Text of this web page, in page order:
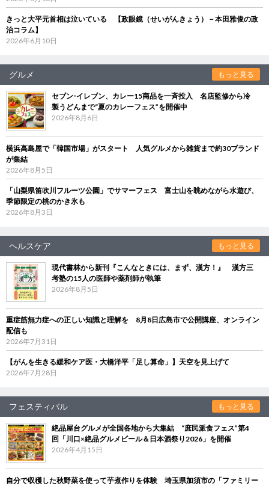
きっと大平元首相は泣いている 【政眼鏡（せいがんきょう）－本田雅俊の政
治コラム】
2026年6月10日
グルメ もっと見る
セブン‐イレブン、カレー15商品を一斉投入 名店監修から冷
製うどんまで“夏のカレーフェス”を開催中
2026年8月6日
横浜高島屋で「韓国市場」がスタート 人気グルメから雑貨まで約30ブランド
が集結
2026年8月5日
「山梨県笛吹川フルーツ公園」でサマーフェス 富士山を眺めながら水遊び、
季節限定の桃のかき氷も
2026年8月3日
ヘルスケア もっと見る
現代書林から新刊『こんなときには、まず、漢方！』 漢方三
考塾の15人の医師や薬剤師が執筆
2026年8月5日
重症筋無力症への正しい知識と理解を 8月8日広島市で公開講座、オンライン
配信も
2026年7月31日
【がんを生きる緩和ケア医・大橋洋平「足し算命」】天空を見上げて
2026年7月28日
フェスティバル もっと見る
絶品屋台グルメが全国各地から大集結 “庶民派食フェス”第4
回「川口×絶品グルメビール＆日本酒祭り2026」を開催
2026年4月15日
自分で収穫した秋野菜を使って芋煮作りを体験 埼玉県加須市の「ファミリー